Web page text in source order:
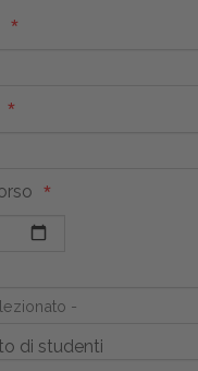
di studenti